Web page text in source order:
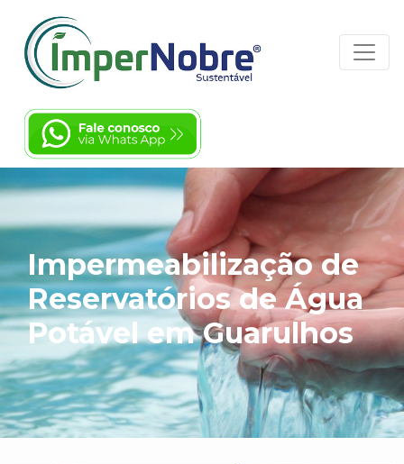
Impermeabilização de
Reservatórios de Água
Potável em Guarulhos